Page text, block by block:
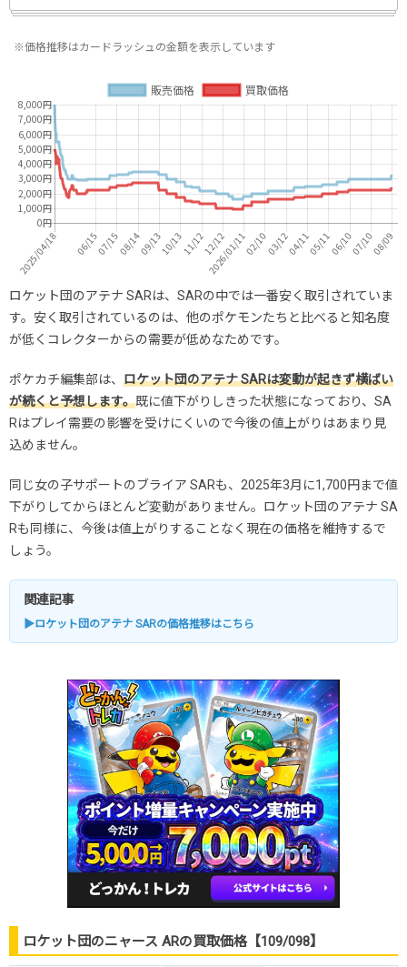
※価格推移はカードラッシュの金額を表示しています
ロケット団のアテナ SARは、SARの中では一番安く取引されていま
す。安く取引されているのは、他のポケモンたちと比べると知名度
が低くコレクターからの需要が低めなためです。
ポケカチ編集部は、 ロケット団のアテナ SARは変動が起きず横ばい
が続くと予想します。既に値下がりしきった状態になっており、SA
Rはプレイ需要の影響を受けにくいので今後の値上がりはあまり見
込めません。
同じ女の子サポートのブライア SARも、2025年3月に1,700円まで値
下がりしてからほとんど変動がありません。ロケット団のアテナ SA
Rも同様に、今後は値上がりすることなく現在の価格を維持するで
しょう。
関連記事
▶ロケット団のアテナ SARの価格推移はこちら
ロケット団のニャース ARの買取価格【109/098】